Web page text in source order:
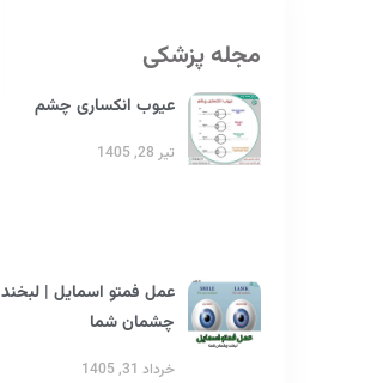
مجله پزشکی
عیوب انکساری چشم
تیر 28, 1405
عمل فمتو اسمایل | لبخند
چشمان شما
خرداد 31, 1405